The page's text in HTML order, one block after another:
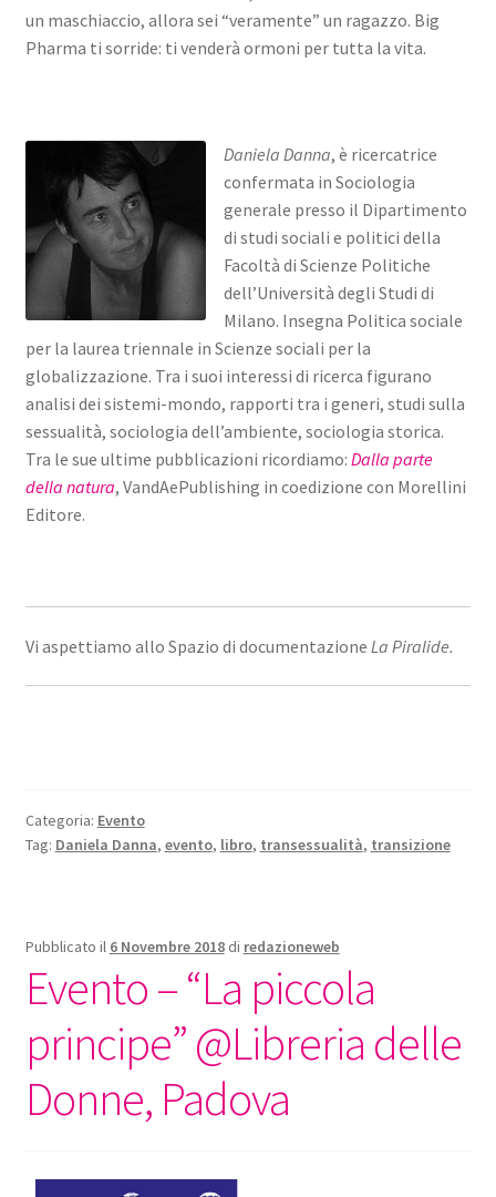
un maschiaccio, allora sei “veramente” un ragazzo. Big
Pharma ti sorride: ti venderà ormoni per tutta la vita.
Daniela Danna, è ricercatrice
confermata in Sociologia
generale presso il Dipartimento
di studi sociali e politici della
Facoltà di Scienze Politiche
dell’Università degli Studi di
Milano. Insegna Politica sociale
per la laurea triennale in Scienze sociali per la
globalizzazione. Tra i suoi interessi di ricerca figurano
analisi dei sistemi-mondo, rapporti tra i generi, studi sulla
sessualità, sociologia dell’ambiente, sociologia storica.
Tra le sue ultime pubblicazioni ricordiamo: Dalla parte
della natura, VandAePublishing in coedizione con Morellini
Editore.
Vi aspettiamo allo Spazio di documentazione La Piralide.
Categoria: Evento
Tag: Daniela Danna, evento, libro, transessualità, transizione
Pubblicato il 6 Novembre 2018 di redazioneweb
Evento – “La piccola
principe” @Libreria delle
Donne, Padova